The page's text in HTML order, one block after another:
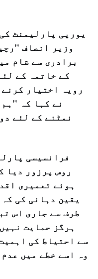
یورپی پارلیمنٹ
وزیر انصاف
برادری سے شام
کے خاتمہ کے
رویہ اختیار
نے کہا کہ
نمٹنے کے لئے
فرانسیسی
روس پرزور دیا
ہوئے تعمیری
یقین دہانی کی
طرف سے جاری اس
ہرگز حمایت
سے احتیاط کی
وہ اسے خطے میں